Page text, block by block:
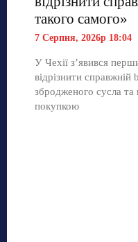
такого самого»
7 Серпня, 2026р 18:04
У Чехії з’явився
відрізнити справжній
збродженого сусла
покупкою